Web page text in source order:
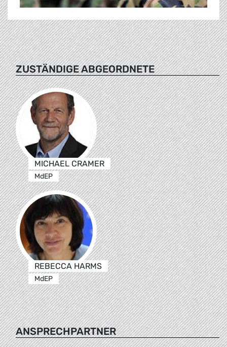
ZUSTÄNDIGE ABGEORDNETE
MICHAEL CRAMER
MdEP
REBECCA HARMS
MdEP
ANSPRECHPARTNER